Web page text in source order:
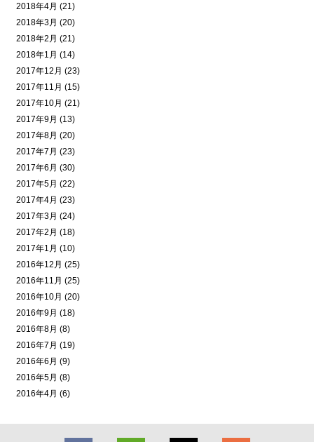
2018年4月 (21)
2018年3月 (20)
2018年2月 (21)
2018年1月 (14)
2017年12月 (23)
2017年11月 (15)
2017年10月 (21)
2017年9月 (13)
2017年8月 (20)
2017年7月 (23)
2017年6月 (30)
2017年5月 (22)
2017年4月 (23)
2017年3月 (24)
2017年2月 (18)
2017年1月 (10)
2016年12月 (25)
2016年11月 (25)
2016年10月 (20)
2016年9月 (18)
2016年8月 (8)
2016年7月 (19)
2016年6月 (9)
2016年5月 (8)
2016年4月 (6)